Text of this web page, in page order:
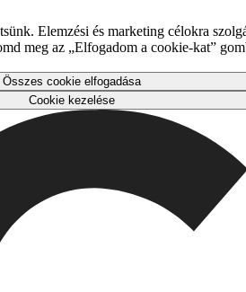
Elemzési és marketing célokra
meg az „Elfogadom a cookie-kat”
Összes cookie elfogadása
Cookie kezelése